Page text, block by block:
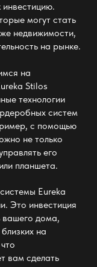
могут стать
недвижимости,
на рынке.
на
Stilos
технологии
систем
с помощью
не только
его
планшета.
Eureka
Это инвестиция
вашего дома,
на
вам сделать